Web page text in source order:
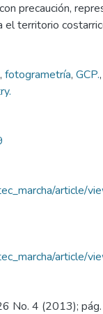
precaución,
el territorio
, fotogrametría, GCP.,
article/
article/
No. 4 (2013);